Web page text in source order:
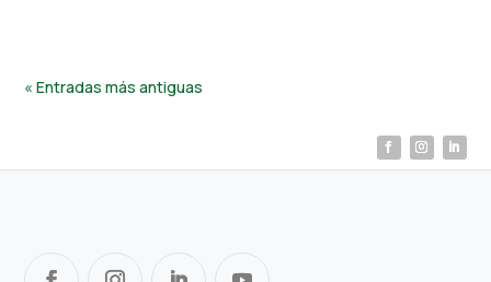
« Entradas más antiguas